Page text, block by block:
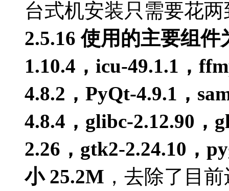
台式机安装只需要花
2.5.16使用的主要组
1.10.4 ， icu-49.1.1 ，
4.8.2 ， PyQt-4.9.1 ，
4.8.4 ， glibc-2.12.90 ，
2.26 ， gtk2-2.24.10 ，
小 25.2M ，去除了目